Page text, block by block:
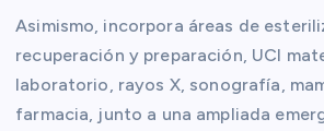
Asimismo, incorpora áreas de
recuperación y preparación, UCI
laboratorio, rayos X, sonografía,
farmacia, junto a una ampliada